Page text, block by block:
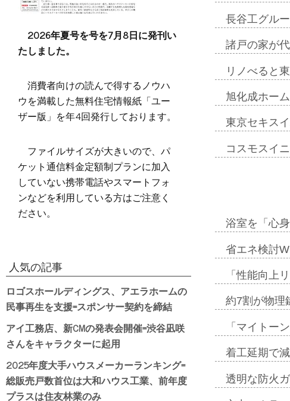
長谷工グル
諸戸の家が
リノべると
旭化成ホー
東京セキス
コスモスイ
浴室を「心
省エネ検討
「性能向上
約7割が物理
「マイトー
着工延期で
透明な防火
2026年夏号を号を7月8日に発刊い
たしました。
消費者向けの読んで得するノウハ
ウを満載した無料住宅情報紙「ユー
ザー版」を年4回発行しております。
ファイルサイズが大きいので、パ
ケット通信料金定額制プランに加入
していない携帯電話やスマートフォ
ンなどを利用している方はご注意く
ださい。
人気の記事
ロゴスホールディングス、アエラホームの
民事再生を支援=スポンサー契約を締結
アイ工務店、新CMの発表会開催=渋谷凪咲
さんをキャラクターに起用
2025年度大手ハウスメーカーランキング=
総販売戸数首位は大和ハウス工業、前年度
プラスは住友林業のみ